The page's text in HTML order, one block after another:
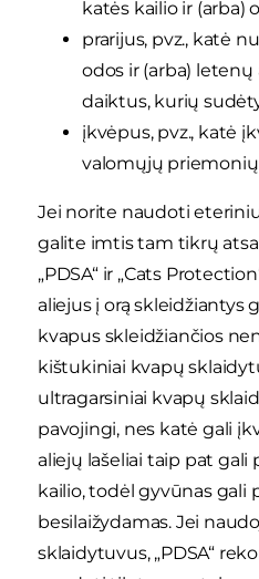
katės kailio ir (arba)
prarijus, pvz., katė
odos ir (arba) letenų
daiktus, kurių
įkvėpus, pvz., katė
valomųjų priemonių
Jei norite naudoti
galite imtis tam tikrų
„PDSA“ ir „Cats
aliejus į orą skleidžiantys
kvapus skleidžiančios
kištukiniai kvapų
ultragarsiniai kvapų
pavojingi, nes katė gali
aliejų lašeliai taip pat
kailio, todėl gyvūnas gali
besilaižydamas. Jei
sklaidytuvus, „PDSA“